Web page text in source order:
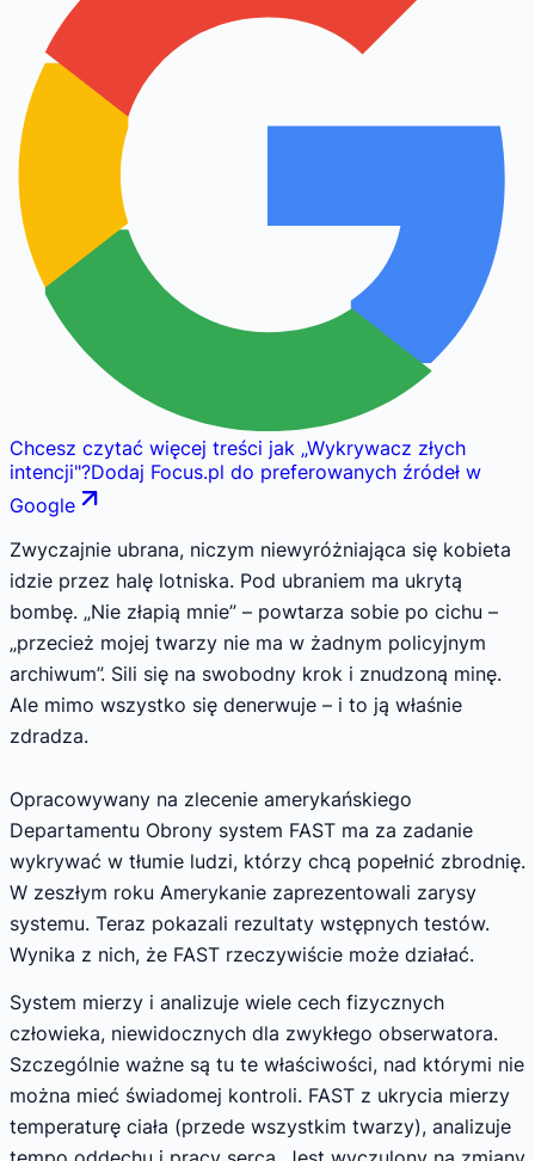
Chcesz czytać więcej treści jak „Wykrywacz złych
intencji"?Dodaj Focus.pl do preferowanych źródeł w
Google
Zwyczajnie ubrana, niczym niewyróżniająca się kobieta
idzie przez halę lotniska. Pod ubraniem ma ukrytą
bombę. „Nie złapią mnie” – powtarza sobie po cichu –
„przecież mojej twarzy nie ma w żadnym policyjnym
archiwum”. Sili się na swobodny krok i znudzoną minę.
Ale mimo wszystko się denerwuje – i to ją właśnie
zdradza.
Opracowywany na zlecenie amerykańskiego
Departamentu Obrony system FAST ma za zadanie
wykrywać w tłumie ludzi, którzy chcą popełnić zbrodnię.
W zeszłym roku Amerykanie zaprezentowali zarysy
systemu. Teraz pokazali rezultaty wstępnych testów.
Wynika z nich, że FAST rzeczywiście może działać.
System mierzy i analizuje wiele cech fizycznych
człowieka, niewidocznych dla zwykłego obserwatora.
Szczególnie ważne są tu te właściwości, nad którymi nie
można mieć świadomej kontroli. FAST z ukrycia mierzy
temperaturę ciała (przede wszystkim twarzy), analizuje